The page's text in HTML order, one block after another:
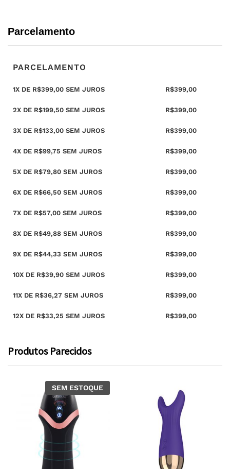
Parcelamento
PARCELAMENTO
1X DE R$399,00 SEM JUROS R$399,00
2X DE R$199,50 SEM JUROS R$399,00
3X DE R$133,00 SEM JUROS R$399,00
4X DE R$99,75 SEM JUROS R$399,00
5X DE R$79,80 SEM JUROS R$399,00
6X DE R$66,50 SEM JUROS R$399,00
7X DE R$57,00 SEM JUROS R$399,00
8X DE R$49,88 SEM JUROS R$399,00
9X DE R$44,33 SEM JUROS R$399,00
10X DE R$39,90 SEM JUROS R$399,00
11X DE R$36,27 SEM JUROS R$399,00
12X DE R$33,25 SEM JUROS R$399,00
Produtos Parecidos
SEM ESTOQUE